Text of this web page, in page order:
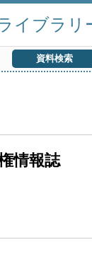
イブラリ
資料検索
情報誌